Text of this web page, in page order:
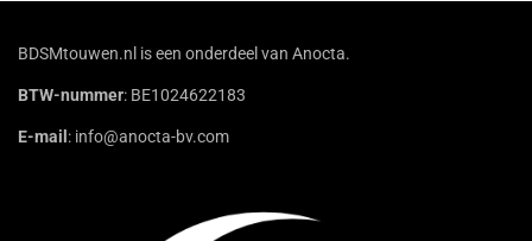
BDSMtouwen.nl is een onderdeel van Anocta.
BTW-nummer: BE1024622183
E-mail : info@anocta-bv.com